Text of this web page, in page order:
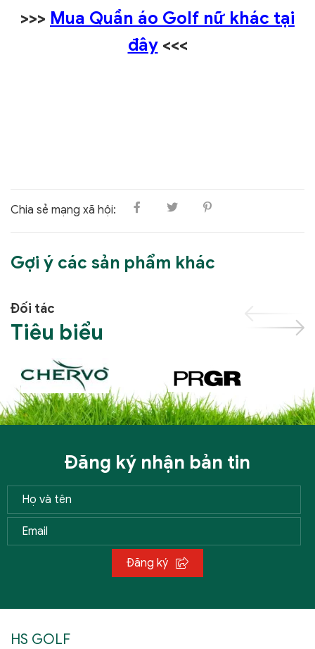
>>> Mua Quần áo Golf nữ khác tại
đây<<<
Chia sẻ mạng xã hội:
Gợi ý các sản phẩm khác
Đối tác
Tiêu biểu
Đăng ký nhận bản tin
Đăng ký
HS GOLF